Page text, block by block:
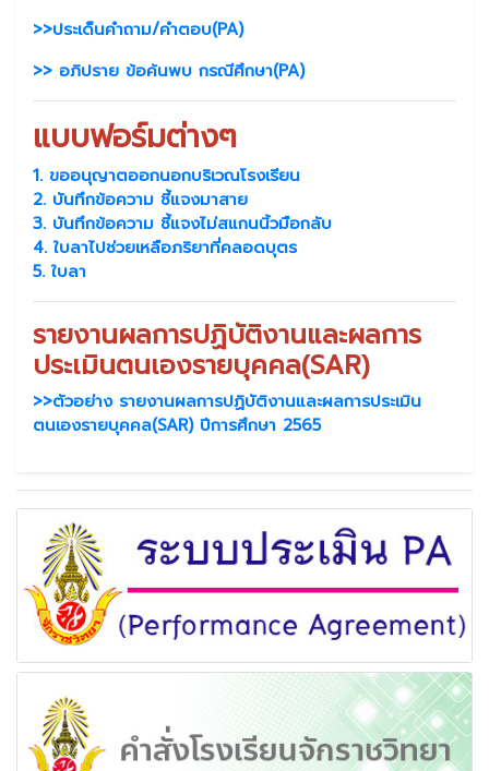
>>ประเด็นคำถาม/คำตอบ(PA)
>> อภิปราย ข้อค้นพบ กรณีศึกษา(PA)
แบบฟอร์มต่างๆ
1. ขออนุญาตออกนอกบริเวณโรงเรียน
2. บันทึกข้อความ ชี้แจงมาสาย
3. บันทึกข้อความ ชี้แจงไม่สแกนนิ้วมือกลับ
4. ใบลาไปช่วยเหลือภริยาที่คลอดบุตร
5. ใบลา
รายงานผลการปฏิบัติงานและผลการ
ประเมินตนเองรายบุคคล(SAR)
>>ตัวอย่าง รายงานผลการปฏิบัติงานและผลการประเมิน
ตนเองรายบุคคล(SAR) ปีการศึกษา 2565